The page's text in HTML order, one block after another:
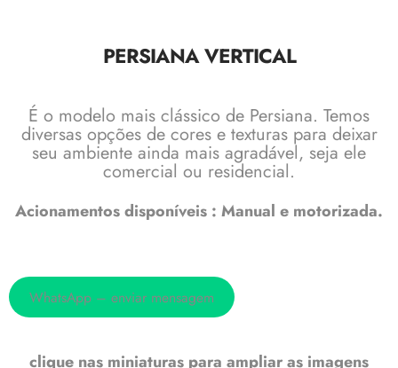
PERSIANA VERTICAL
É o modelo mais clássico de Persiana. Temos
diversas opções de cores e texturas para deixar
seu ambiente ainda mais agradável, seja ele
comercial ou residencial.
Acionamentos disponíveis : Manual e motorizada.
WhatsApp – enviar mensagem
clique nas miniaturas para ampliar as imagens